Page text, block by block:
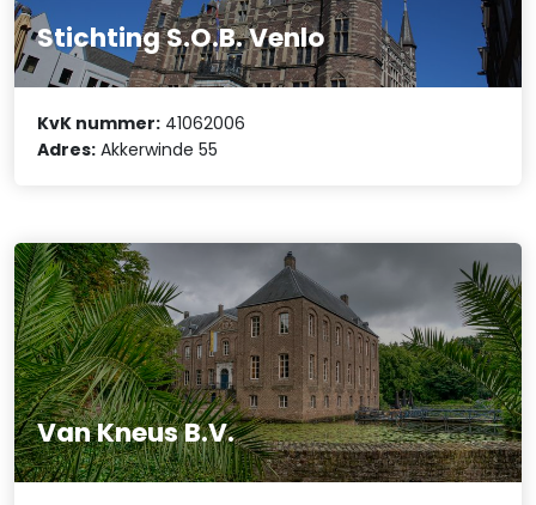
Stichting S.O.B. Venlo
KvK nummer: 41062006
Adres: Akkerwinde 55
Van Kneus B.V.